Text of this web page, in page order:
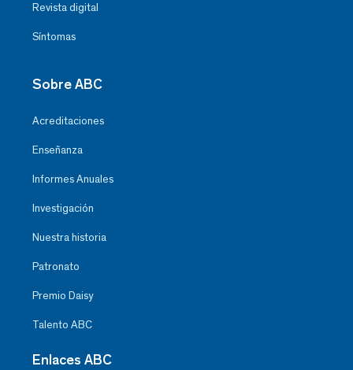
Revista digital
Síntomas
Sobre ABC
Acreditaciones
Enseñanza
Informes Anuales
Investigación
Nuestra historia
Patronato
Premio Daisy
Talento ABC
Enlaces ABC